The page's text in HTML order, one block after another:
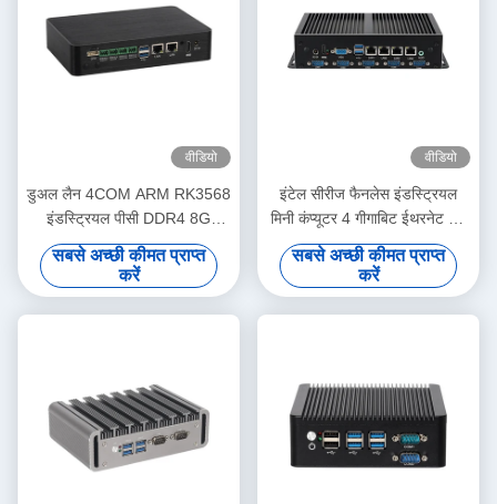
वीडियो
डुअल लैन 4COM ARM RK3568
इंडस्ट्रियल पीसी DDR4 8G
EMMC 16G एंड्रॉयड 11 एम्बेडेड
मिनी पीसी
सबसे अच्छी कीमत प्राप्त
करें
वीडियो
इंटेल सीरीज फैनलेस इंडस्ट्रियल
मिनी कंप्यूटर 4 गीगाबिट ईथरनेट लैन
6COM
सबसे अच्छी कीमत प्राप्त
करें